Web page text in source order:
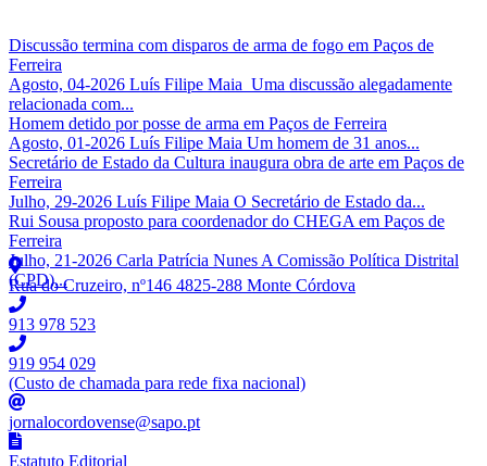
Discussão termina com disparos de arma de fogo em Paços de
Ferreira
Agosto, 04-2026 Luís Filipe Maia Uma discussão alegadamente
relacionada com...
Homem detido por posse de arma em Paços de Ferreira
Agosto, 01-2026 Luís Filipe Maia Um homem de 31 anos...
Secretário de Estado da Cultura inaugura obra de arte em Paços de
Ferreira
Julho, 29-2026 Luís Filipe Maia O Secretário de Estado da...
Rui Sousa proposto para coordenador do CHEGA em Paços de
Ferreira
Julho, 21-2026 Carla Patrícia Nunes A Comissão Política Distrital
(CPD)...
Rua do Cruzeiro, nº146 4825-288 Monte Córdova
913 978 523
919 954 029
(Custo de chamada para rede fixa nacional)
jornalocordovense@sapo.pt
Estatuto Editorial